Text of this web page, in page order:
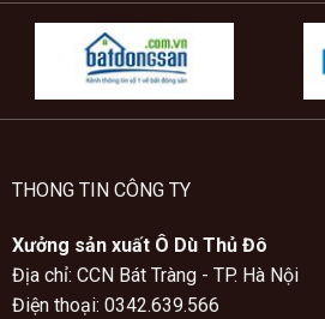
THONG TIN CÔNG TY
Xưởng sản xuất Ô Dù Thủ Đô
Địa chỉ: CCN Bát Tràng - TP. Hà Nội
Điện thoại: 0342.639.566